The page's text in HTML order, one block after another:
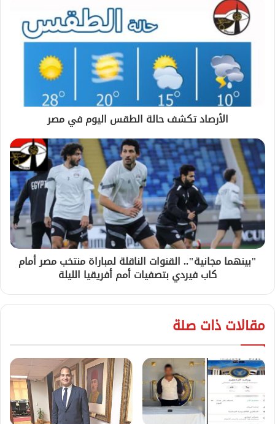
الأرصاد تكشف حالة الطقس اليوم في مصر
"بينهما مجانية".. القنوات الناقلة لمباراة منتخب مصر أمام
كاب فيردي بتصفيات أمم أفريقيا الليلة
مقالات ذات صلة